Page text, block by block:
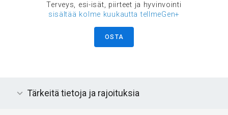
Terveys, esi-isät, piirteet ja hyvinvointi
sisältää kolme kuukautta tellmeGen+
OSTA
Tärkeitä tietoja ja rajoituksia